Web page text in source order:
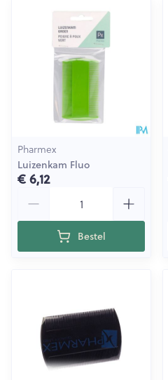
Pharmex
Luizenkam Fluo
€ 6,12
Bestel